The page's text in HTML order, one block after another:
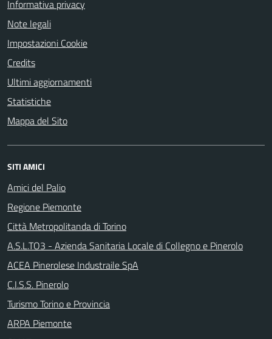
Informativa privacy
Note legali
Impostazioni Cookie
Credits
Ultimi aggiornamenti
Statistiche
Mappa del Sito
SITI AMICI
Amici del Palio
Regione Piemonte
Città Metropolitanda di Torino
A.S.L.TO3 - Azienda Sanitaria Locale di Collegno e Pinerolo
ACEA Pinerolese Industraile SpA
C.I.S.S. Pinerolo
Turismo Torino e Provincia
ARPA Piemonte